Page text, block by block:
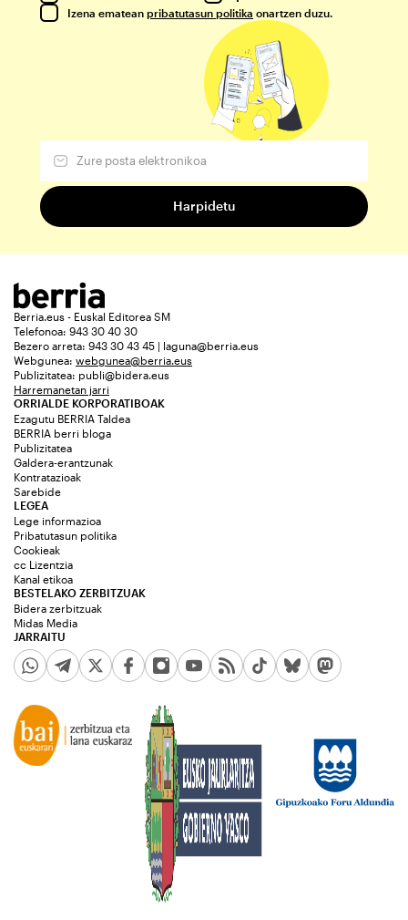
Izena ematean pribatutasun politika onartzen duzu.
Berria.eus - Euskal Editorea SM
Telefonoa: 943 30 40 30
Bezero arreta: 943 30 43 45 | laguna@berria.eus
Webgunea: webgunea@berria.eus
Publizitatea: publi@bidera.eus
Harremanetan jarri
ORRIALDE KORPORATIBOAK
Ezagutu BERRIA Taldea
BERRIA berri bloga
Publizitatea
Galdera-erantzunak
Kontratazioak
Sarebide
JARRAITU
LEGEA
Lege informazioa
Pribatutasun politika
Cookieak
cc Lizentzia
Kanal etikoa
BESTELAKO ZERBITZUAK
Bidera zerbitzuak
Midas Media